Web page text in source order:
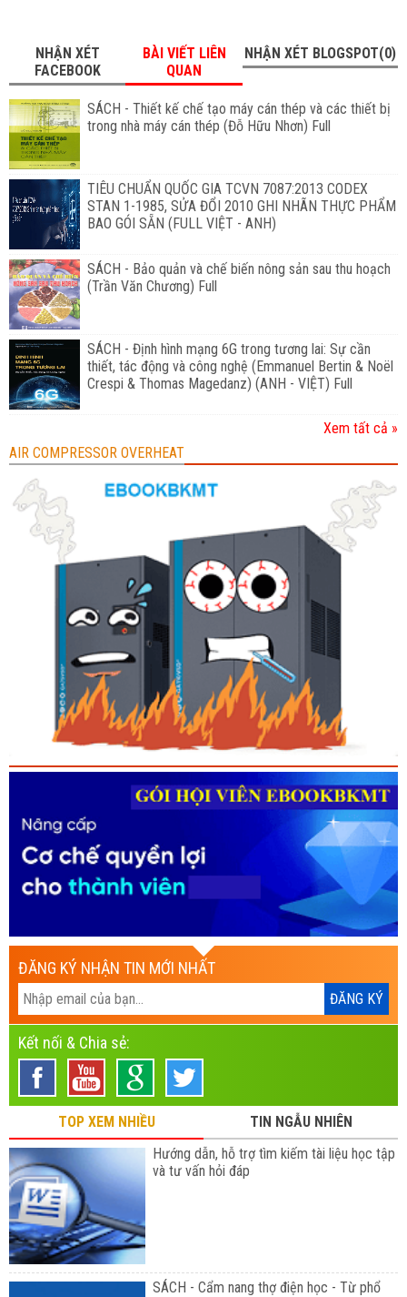
NHẬN XÉT
FACEBOOK
BÀI VIẾT LIÊN
QUAN
NHẬN XÉT BLOGSPOT(0)
SÁCH - Thiết kế chế tạo máy cán thép và các thiết bị
trong nhà máy cán thép (Đỗ Hữu Nhơn) Full
TIÊU CHUẨN QUỐC GIA TCVN 7087:2013 CODEX
STAN 1-1985, SỬA ĐỔI 2010 GHI NHÃN THỰC PHẨM
BAO GÓI SẴN (FULL VIỆT - ANH)
SÁCH - Bảo quản và chế biến nông sản sau thu hoạch
(Trần Văn Chương) Full
SÁCH - Định hình mạng 6G trong tương lai: Sự cần
thiết, tác động và công nghệ (Emmanuel Bertin & Noël
Crespi & Thomas Magedanz) (ANH - VIỆT) Full
Xem tất cả »
AIR COMPRESSOR OVERHEAT
ĐĂNG KÝ NHẬN TIN MỚI NHẤT
Kết nối & Chia sẻ:
TOP XEM NHIỀU
TIN NGẪU NHIÊN
Hướng dẫn, hỗ trợ tìm kiếm tài liệu học tập
và tư vấn hỏi đáp
SÁCH - Cẩm nang thợ điện học - Từ phổ